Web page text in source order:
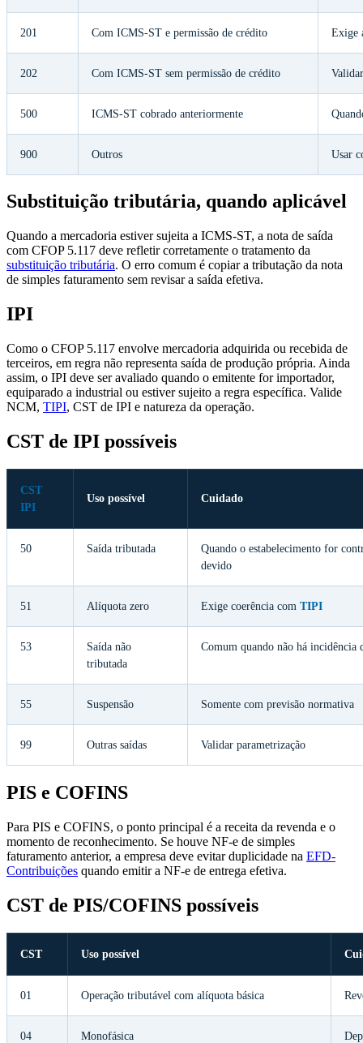
201 Com ICMS-ST e permissão de crédito Exige
202 Com ICMS-ST sem permissão de crédito
500 ICMS-ST cobrado anteriormente
900 Outros Usar
Substituição tributária, quando aplicável
Quando a mercadoria estiver sujeita a ICMS-ST, a nota de saída
com CFOP 5.117 deve refletir corretamente o tratamento da
substituição tributária. O erro comum é copiar a tributação da nota
de simples faturamento sem revisar a saída efetiva.
IPI
Como o CFOP 5.117 envolve mercadoria adquirida ou recebida de
terceiros, em regra não representa saída de produção própria. Ainda
assim, o IPI deve ser avaliado quando o emitente for importador,
equiparado a industrial ou estiver sujeito a regra específica. Valide
NCM, TIPI, CST de IPI e natureza da operação.
CST de IPI possíveis
CST
IPI
Uso possível Cuidado
50 Saída tributada
Quando o estabelecimento for
devido
51 Alíquota zero Exige coerência com TIPI
53
Saída não
tributada
Comum quando não há incidência
55 Suspensão Somente com previsão normativa
99 Outras saídas Validar parametrização
PIS e COFINS
Para PIS e COFINS, o ponto principal é a receita da revenda e o
momento de reconhecimento. Se houve NF-e de simples
faturamento anterior, a empresa deve evitar duplicidade na EFD-
Contribuições quando emitir a NF-e de entrega efetiva.
CST de PIS/COFINS possíveis
CST Uso possível
01 Operação tributável com alíquota básica
04 Monofásica